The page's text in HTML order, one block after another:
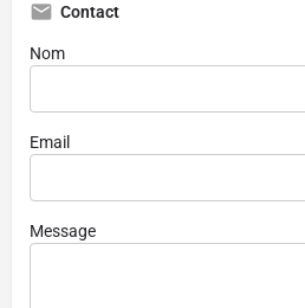
Contact
Nom
Email
Message